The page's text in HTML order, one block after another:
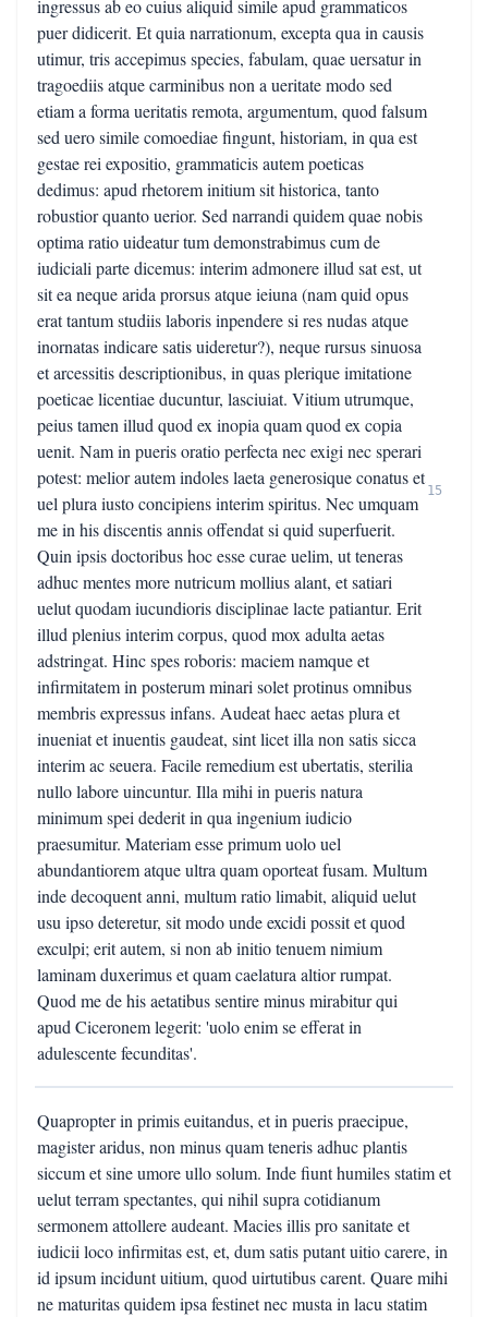
ingressus ab eo cuius aliquid simile apud grammaticos
puer didicerit. Et quia narrationum, excepta qua in causis
utimur, tris accepimus species, fabulam, quae uersatur in
tragoediis atque carminibus non a ueritate modo sed
etiam a forma ueritatis remota, argumentum, quod falsum
sed uero simile comoediae fingunt, historiam, in qua est
gestae rei expositio, grammaticis autem poeticas
dedimus: apud rhetorem initium sit historica, tanto
robustior quanto uerior. Sed narrandi quidem quae nobis
optima ratio uideatur tum demonstrabimus cum de
iudiciali parte dicemus: interim admonere illud sat est, ut
sit ea neque arida prorsus atque ieiuna (nam quid opus
erat tantum studiis laboris inpendere si res nudas atque
inornatas indicare satis uideretur?), neque rursus sinuosa
et arcessitis descriptionibus, in quas plerique imitatione
poeticae licentiae ducuntur, lasciuiat. Vitium utrumque,
peius tamen illud quod ex inopia quam quod ex copia
uenit. Nam in pueris oratio perfecta nec exigi nec sperari
potest: melior autem indoles laeta generosique conatus et
uel plura iusto concipiens interim spiritus. Nec umquam
me in his discentis annis offendat si quid superfuerit.
Quin ipsis doctoribus hoc esse curae uelim, ut teneras
adhuc mentes more nutricum mollius alant, et satiari
uelut quodam iucundioris disciplinae lacte patiantur. Erit
illud plenius interim corpus, quod mox adulta aetas
adstringat. Hinc spes roboris: maciem namque et
infirmitatem in posterum minari solet protinus omnibus
membris expressus infans. Audeat haec aetas plura et
inueniat et inuentis gaudeat, sint licet illa non satis sicca
interim ac seuera. Facile remedium est ubertatis, sterilia
nullo labore uincuntur. Illa mihi in pueris natura
minimum spei dederit in qua ingenium iudicio
praesumitur. Materiam esse primum uolo uel
abundantiorem atque ultra quam oporteat fusam. Multum
inde decoquent anni, multum ratio limabit, aliquid uelut
usu ipso deteretur, sit modo unde excidi possit et quod
exculpi; erit autem, si non ab initio tenuem nimium
laminam duxerimus et quam caelatura altior rumpat.
Quod me de his aetatibus sentire minus mirabitur qui
apud Ciceronem legerit: 'uolo enim se efferat in
adulescente fecunditas'.
15
Quapropter in primis euitandus, et in pueris praecipue,
magister aridus, non minus quam teneris adhuc plantis
siccum et sine umore ullo solum. Inde fiunt humiles statim et
uelut terram spectantes, qui nihil supra cotidianum
sermonem attollere audeant. Macies illis pro sanitate et
iudicii loco infirmitas est, et, dum satis putant uitio carere, in
id ipsum incidunt uitium, quod uirtutibus carent. Quare mihi
ne maturitas quidem ipsa festinet nec musta in lacu statim